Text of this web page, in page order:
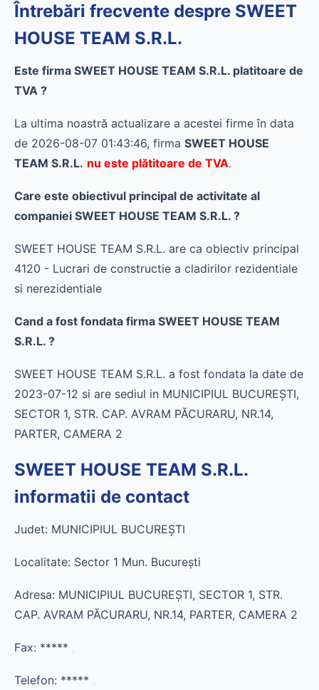
Întrebări frecvente despre SWEET
HOUSE TEAM S.R.L.
Este firma SWEET HOUSE TEAM S.R.L. platitoare de
TVA ?
La ultima noastră actualizare a acestei firme în data
de 2026-08-07 01:43:46, firma SWEET HOUSE
TEAM S.R.L. nu este plătitoare de TVA.
Care este obiectivul principal de activitate al
companiei SWEET HOUSE TEAM S.R.L. ?
SWEET HOUSE TEAM S.R.L. are ca obiectiv principal
4120 - Lucrari de constructie a cladirilor rezidentiale
si nerezidentiale
Cand a fost fondata firma SWEET HOUSE TEAM
S.R.L. ?
SWEET HOUSE TEAM S.R.L. a fost fondata la date de
2023-07-12 si are sediul in MUNICIPIUL BUCUREŞTI,
SECTOR 1, STR. CAP. AVRAM PĂCURARU, NR.14,
PARTER, CAMERA 2
SWEET HOUSE TEAM S.R.L.
informatii de contact
Judet: MUNICIPIUL BUCUREŞTI
Localitate: Sector 1 Mun. Bucureşti
Adresa: MUNICIPIUL BUCUREŞTI, SECTOR 1, STR.
CAP. AVRAM PĂCURARU, NR.14, PARTER, CAMERA 2
Fax: *****
Telefon: *****